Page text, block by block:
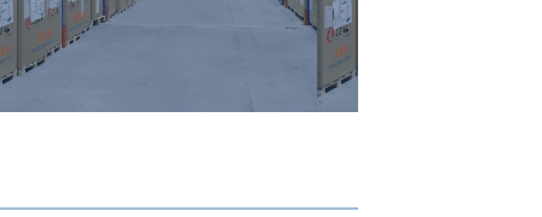
de almacenamiento
industrial, garantizando
seguridad y accesibilidad.